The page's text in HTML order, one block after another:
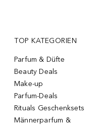
TOP KATEGORIEN
Parfum & Düfte
Beauty Deals
Make-up
Parfum-Deals
Rituals Geschenksets
Männerparfum &